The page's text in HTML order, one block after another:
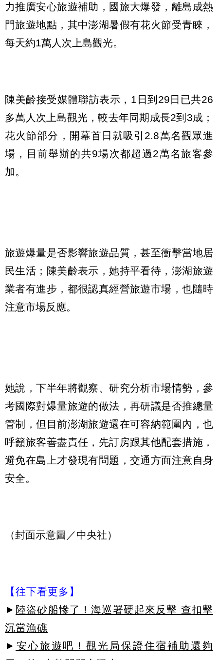
力推廣安心旅遊補助，國旅大爆發，離島成熱
門旅遊地點，其中澎湖暑假有花火節受青睞，
每天約1萬人次上島觀光。
陳美齡接受媒體聯訪表示，1日到29日已共26
多萬人次上島觀光，較去年同期成長2到3成；
花火節部分，開幕首日就吸引2.8萬名觀眾進
場，目前舉辦的共9場次都超過2萬名旅客參
加。
旅遊爆量是否影響旅遊品質，甚至衝擊當地居
民生活；陳美齡表示，她持平看待，澎湖旅遊
業者有進步，都很認真經營旅遊市場，也隨時
注意市場反應。
她說，下半年將觀察、研究分析市場情勢，參
考國際對爆量旅遊的做法，再研議是否推總量
管制，但目前澎湖旅遊還在可容納範圍內，也
呼籲旅客善盡責任，先訂房跟其他配套措施，
避免在島上才發現有問題，交通方面注意自身
安全。
（封面示意圖／中央社）
【往下看更多】
► 陸盜砂船慘了！海巡署硬起來反擊 查扣擊
沉當漁礁
► 安心旅遊吧！觀光局保證住宿補助還夠